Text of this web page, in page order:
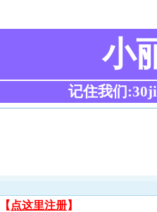
小
记住我们
【 点这里注册】